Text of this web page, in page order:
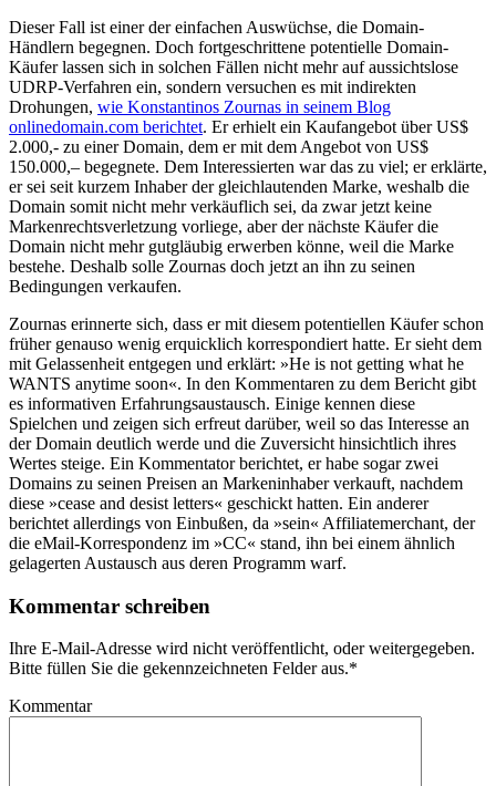
Dieser Fall ist einer der einfachen Auswüchse, die Domain-
Händlern begegnen. Doch fortgeschrittene potentielle Domain-
Käufer lassen sich in solchen Fällen nicht mehr auf aussichtslose
UDRP-Verfahren ein, sondern versuchen es mit indirekten
Drohungen, wie Konstantinos Zournas in seinem Blog
onlinedomain.com berichtet. Er erhielt ein Kaufangebot über US$
2.000,- zu einer Domain, dem er mit dem Angebot von US$
150.000,– begegnete. Dem Interessierten war das zu viel; er erklärte,
er sei seit kurzem Inhaber der gleichlautenden Marke, weshalb die
Domain somit nicht mehr verkäuflich sei, da zwar jetzt keine
Markenrechtsverletzung vorliege, aber der nächste Käufer die
Domain nicht mehr gutgläubig erwerben könne, weil die Marke
bestehe. Deshalb solle Zournas doch jetzt an ihn zu seinen
Bedingungen verkaufen.
Zournas erinnerte sich, dass er mit diesem potentiellen Käufer schon
früher genauso wenig erquicklich korrespondiert hatte. Er sieht dem
mit Gelassenheit entgegen und erklärt: »He is not getting what he
WANTS anytime soon«. In den Kommentaren zu dem Bericht gibt
es informativen Erfahrungsaustausch. Einige kennen diese
Spielchen und zeigen sich erfreut darüber, weil so das Interesse an
der Domain deutlich werde und die Zuversicht hinsichtlich ihres
Wertes steige. Ein Kommentator berichtet, er habe sogar zwei
Domains zu seinen Preisen an Markeninhaber verkauft, nachdem
diese »cease and desist letters« geschickt hatten. Ein anderer
berichtet allerdings von Einbußen, da »sein« Affiliatemerchant, der
die eMail-Korrespondenz im »CC« stand, ihn bei einem ähnlich
gelagerten Austausch aus deren Programm warf.
Kommentar schreiben
Ihre E-Mail-Adresse wird nicht veröffentlicht, oder weitergegeben.
Bitte füllen Sie die gekennzeichneten Felder aus.*
Kommentar